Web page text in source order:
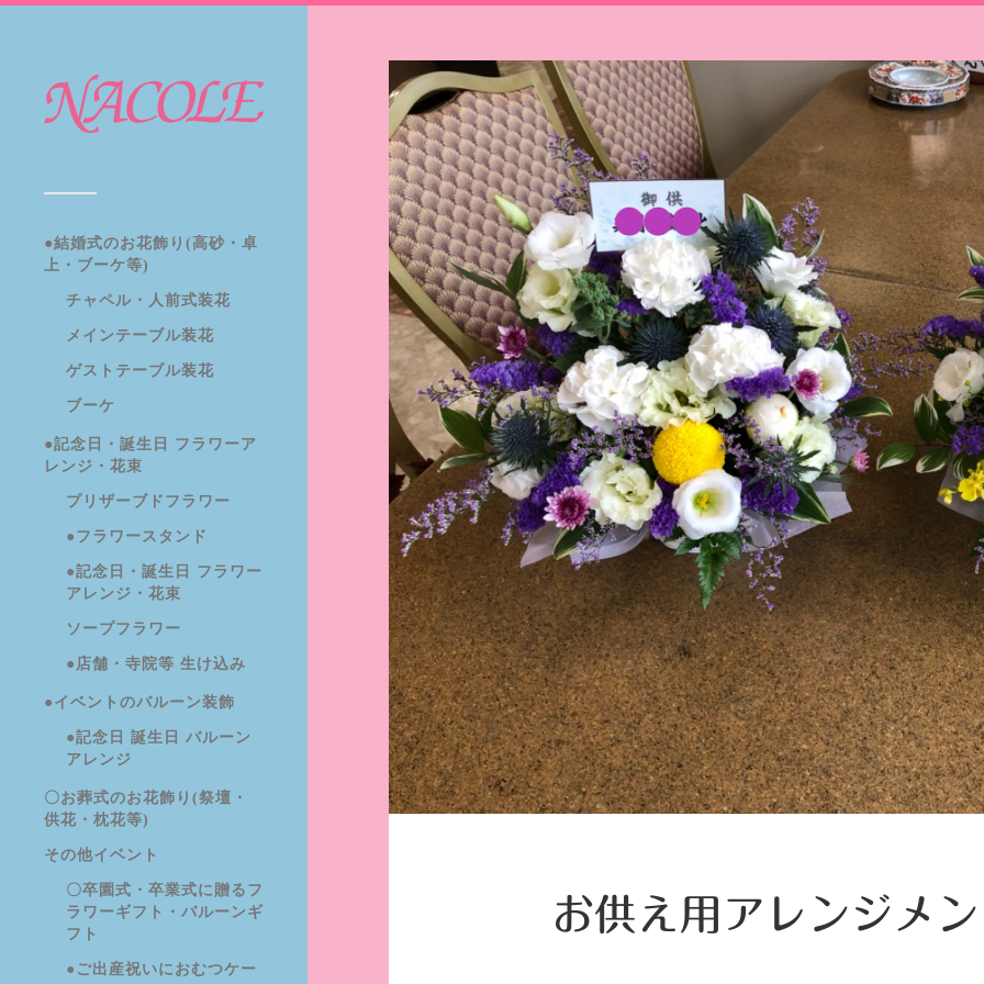
●結婚式のお花飾り(高砂・卓
上・ブーケ等)
チャペル・人前式装花
メインテーブル装花
ゲストテーブル装花
ブーケ
●記念日・誕生日 フラワーア
レンジ・花束
プリザーブドフラワー
●フラワースタンド
●記念日・誕生日 フラワー
アレンジ・花束
ソープフラワー
●店舗・寺院等 生け込み
●イベントのバルーン装飾
●記念日 誕生日 バルーン
アレンジ
〇お葬式のお花飾り(祭壇・
供花・枕花等)
その他イベント
〇卒園式・卒業式に贈るフ
ラワーギフト・バルーンギ
フト
●ご出産祝いにおむつケー
お供え用アレンジメ